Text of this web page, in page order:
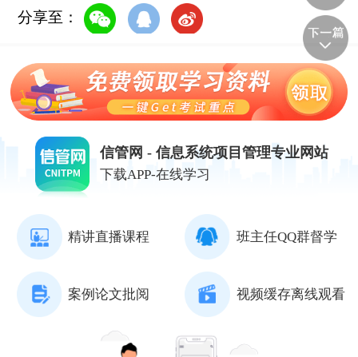
分享至：
信管网 - 信息系统项目管理专业网站
下载APP-在线学习
精讲直播课程 班主任QQ群督学
案例论文批阅 视频缓存离线观看